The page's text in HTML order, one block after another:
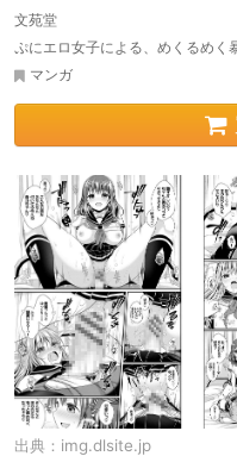
文苑堂
ぷにエロ女子による、めくるめく
マンガ
出典： img.dlsite.jp